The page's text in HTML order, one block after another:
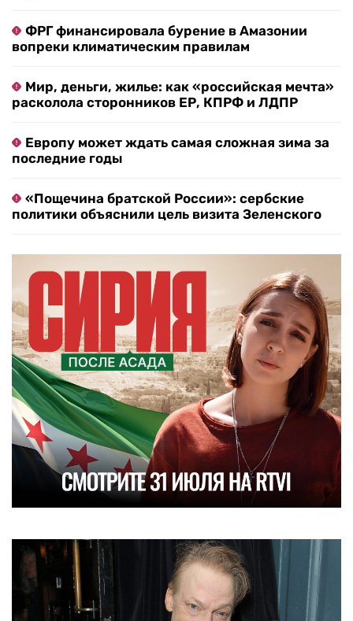
ФРГ финансировала бурение в Амазонии
вопреки климатическим правилам
Мир, деньги, жилье: как «российская мечта»
расколола сторонников ЕР, КПРФ и ЛДПР
Европу может ждать самая сложная зима за
последние годы
«Пощечина братской России»: сербские
политики объяснили цель визита Зеленского